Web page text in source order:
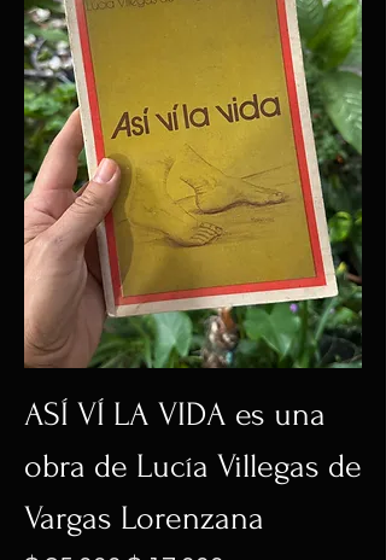
ASÍ VÍ LA VIDA es una
obra de Lucía Villegas de
Vargas Lorenzana